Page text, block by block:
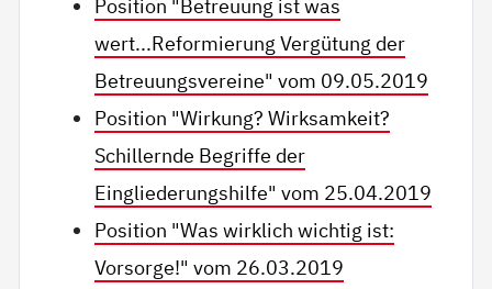
Position "Betreuung ist was
wert...Reformierung Vergütung der
Betreuungsvereine" vom 09.05.2019
Position "Wirkung? Wirksamkeit?
Schillernde Begriffe der
Eingliederungshilfe" vom 25.04.2019
Position "Was wirklich wichtig ist:
Vorsorge!" vom 26.03.2019